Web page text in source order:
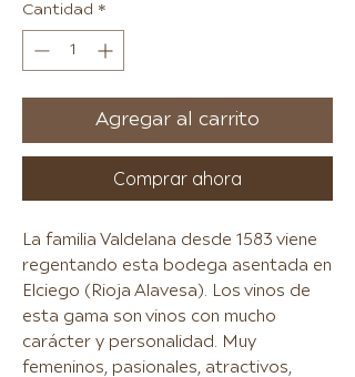
Cantidad *
Agregar al carrito
Comprar ahora
La familia Valdelana desde 1583 viene
regentando esta bodega asentada en
Elciego (Rioja Alavesa). Los vinos de
esta gama son vinos con mucho
carácter y personalidad. Muy
femeninos, pasionales, atractivos,